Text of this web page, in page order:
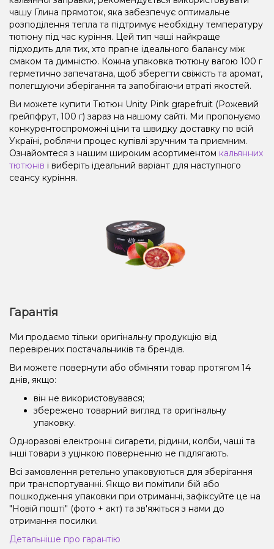
чашу Глина прямоток, яка забезпечує оптимальне
розподілення тепла та підтримує необхідну температуру
тютюну під час куріння. Цей тип чаші найкраще
підходить для тих, хто прагне ідеального балансу між
смаком та димністю. Кожна упаковка тютюну вагою 100 г
герметично запечатана, щоб зберегти свіжість та аромат,
полегшуючи зберігання та запобігаючи втраті якостей.
Ви можете купити Тютюн Unity Pink grapefruit (Рожевий
грейпфрут, 100 г) зараз на нашому сайті. Ми пропонуємо
конкурентоспроможні ціни та швидку доставку по всій
Україні, роблячи процес купівлі зручним та приємним.
Ознайомтеся з нашим широким асортиментом кальянних
тютюнів і виберіть ідеальний варіант для наступного
сеансу куріння.
Гарантія
Ми продаємо тільки оригінальну продукцію від
перевірених постачальників та брендів.
Ви можете повернути або обміняти товар протягом 14
днів, якщо:
він не використовувався;
збережено товарний вигляд та оригінальну
упаковку.
Одноразові електронні сигарети, рідини, колби, чаші та
інші товари з уцінкою поверненню не підлягають.
Всі замовлення ретельно упаковуються для зберігання
при транспортуванні. Якщо ви помітили бій або
пошкодження упаковки при отриманні, зафіксуйте це на
"Новій пошті" (фото + акт) та зв'яжіться з нами до
отримання посилки.
Детальніше про гарантію